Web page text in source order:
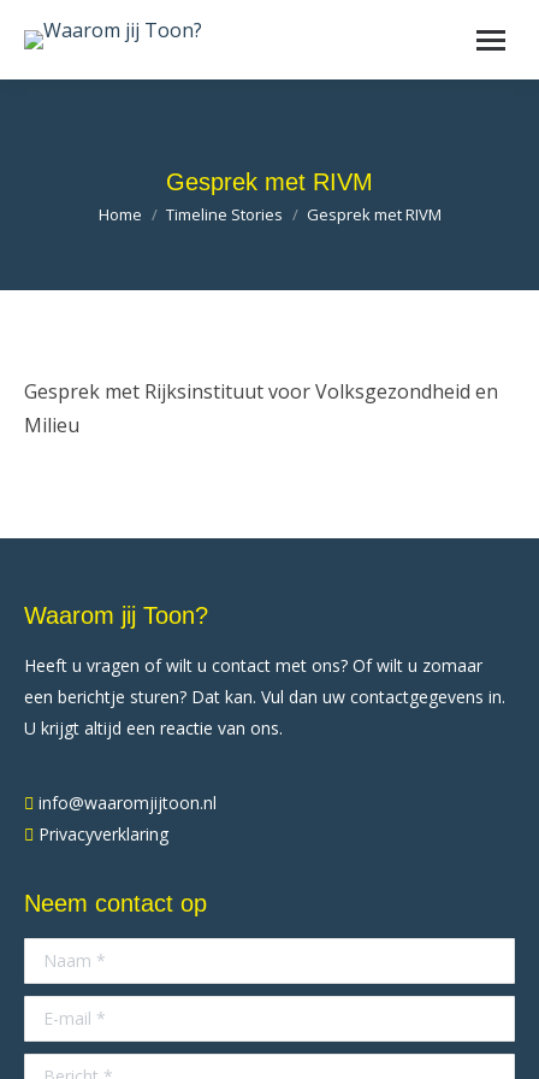
Gesprek met RIVM
Je bent hier:
Home Timeline Stories Gesprek met RIVM
Gesprek met Rijksinstituut voor Volksgezondheid en
Milieu
Waarom jij Toon?
Heeft u vragen of wilt u contact met ons? Of wilt u zomaar
een berichtje sturen? Dat kan. Vul dan uw contactgegevens in.
U krijgt altijd een reactie van ons.
info@waaromjijtoon.nl
Privacyverklaring
Neem contact op
Naam *
E-mail *
Bericht *